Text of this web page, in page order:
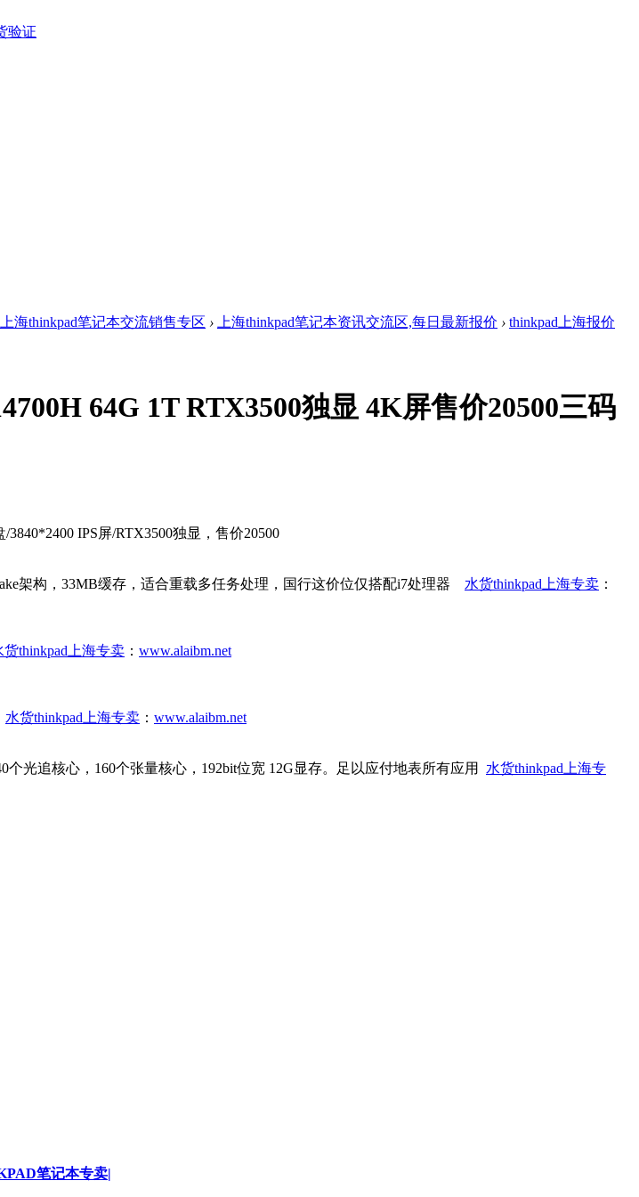
验证
上海thinkpad笔记本交流销售专区 › 上海thinkpad笔记本资讯交流区,每日最新报价 › thinkpad上海报价
64G 1T RTX3500独显 4K屏售价20500三码
3840*2400 IPS屏/RTX3500独显，售价20500
架构，33MB缓存，适合重载多任务处理，国行这价位仅搭配i7处理器 水货thinkpad上海专卖 ：
货thinkpad上海专卖 ： www.alaibm.net
水货thinkpad上海专卖 ： www.alaibm.net
光追核心，160个张量核心，192bit位宽 12G显存。足以应付地表所有应用 水货thinkpad上海专
笔记本专卖|